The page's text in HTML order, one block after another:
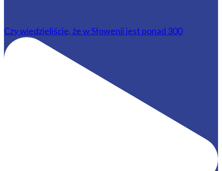
Czy wiedzieliście, że w Słowenii jest ponad 300